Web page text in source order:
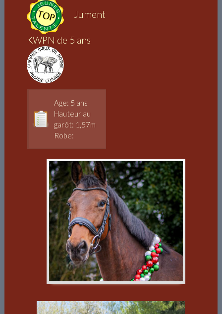
Jument
KWPN de 5 ans
Age: 5 ans
Hauteur au
garôt: 1,57m
Robe: